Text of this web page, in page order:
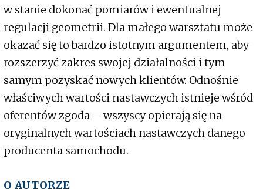
w stanie dokonać pomiarów i ewentualnej
regulacji geometrii. Dla małego warsztatu może
okazać się to bardzo istotnym argumentem, aby
rozszerzyć zakres swojej działalności i tym
samym pozyskać nowych klientów. Odnośnie
właściwych wartości nastawczych istnieje wśród
oferentów zgoda – wszyscy opierają się na
oryginalnych wartościach nastawczych danego
producenta samochodu.
O AUTORZE